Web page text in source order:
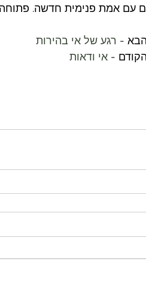
עם אמת פנימית חדשה.
- רגע של אי בהירות
- אי ודאות